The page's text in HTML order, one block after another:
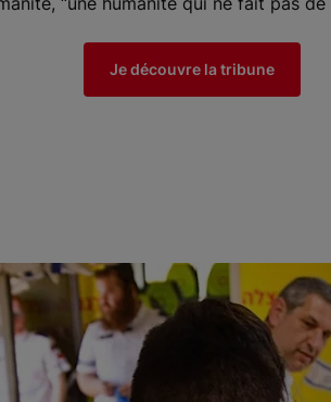
Je découvre la tribune